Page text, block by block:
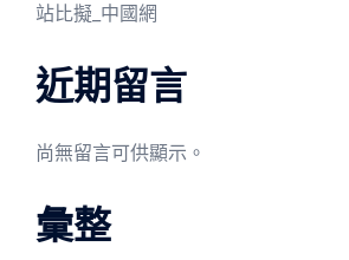
站比擬_中國網
近期留言
尚無留言可供顯示。
彙整